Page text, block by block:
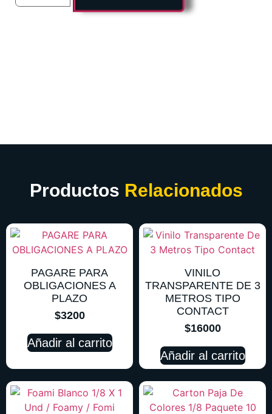
Productos Relacionados
PAGARE PARA
OBLIGACIONES A
PLAZO
$3200
Añadir al carrito
VINILO
TRANSPARENTE DE 3
METROS TIPO
CONTACT
$16000
Añadir al carrito